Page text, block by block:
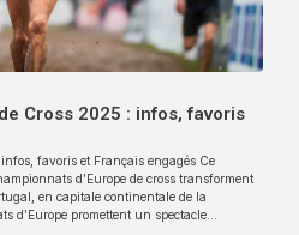
Cross 2025 : infos, favoris
favoris et Français engagés Ce
d’Europe de cross transforment
en capitale continentale de la
d’Europe promettent un spectacle…